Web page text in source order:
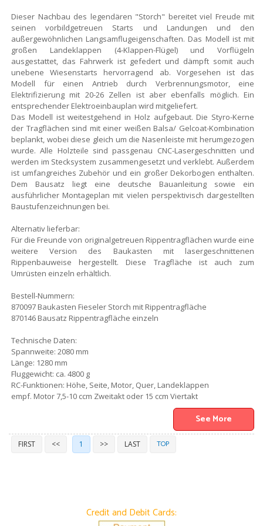
Dieser Nachbau des legendären "Storch" bereitet viel Freude mit
seinen vorbildgetreuen Starts und Landungen und den
außergewöhnlichen Langsamflugeigenschaften. Das Modell ist mit
großen Landeklappen (4-Klappen-Flügel) und Vorflügeln
ausgestattet, das Fahrwerk ist gefedert und dämpft somit auch
unebene Wiesenstarts hervorragend ab. Vorgesehen ist das
Modell für einen Antrieb durch Verbrennungsmotor, eine
Elektrifizierung mit 20-26 Zellen ist aber ebenfalls möglich. Ein
entsprechender Elektroeinbauplan wird mitgeliefert.
Das Modell ist weitestgehend in Holz aufgebaut. Die Styro-Kerne
der Tragflächen sind mit einer weißen Balsa/ Gelcoat-Kombination
beplankt, wobei diese gleich um die Nasenleiste mit herumgezogen
wurde. Alle Holzteile sind passgenau CNC-Lasergeschnitten und
werden im Stecksystem zusammengesetzt und verklebt. Außerdem
ist umfangreiches Zubehör und ein großer Dekorbogen enthalten.
Dem Bausatz liegt eine deutsche Bauanleitung sowie ein
ausführlicher Montageplan mit vielen perspektivisch dargestellten
Baustufenzeichnungen bei.
Alternativ lieferbar:
Für die Freunde von originalgetreuen Rippentragflächen wurde eine
weitere Version des Baukasten mit lasergeschnittenen
Rippenbauweise hergestellt. Diese Tragfläche ist auch zum
Umrüsten einzeln erhältlich.
Bestell-Nummern:
870097 Baukasten Fieseler Storch mit Rippentragfläche
870146 Bausatz Rippentragfläche einzeln
Technische Daten:
Spannweite: 2080 mm
Länge: 1280 mm
Fluggewicht: ca. 4800 g
RC-Funktionen: Höhe, Seite, Motor, Quer, Landeklappen
empf. Motor 7,5-10 ccm Zweitakt oder 15 ccm Viertakt
See More
FIRST << 1 >> LAST TOP
Credit and Debit Cards: